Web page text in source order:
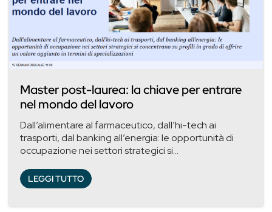
Master post-laurea: la chiave per entrare
nel mondo del lavoro
Dall’alimentare al farmaceutico, dall’hi-tech ai
trasporti, dal banking all’energia: le opportunità di
occupazione nei settori strategici si...
LEGGI TUTTO